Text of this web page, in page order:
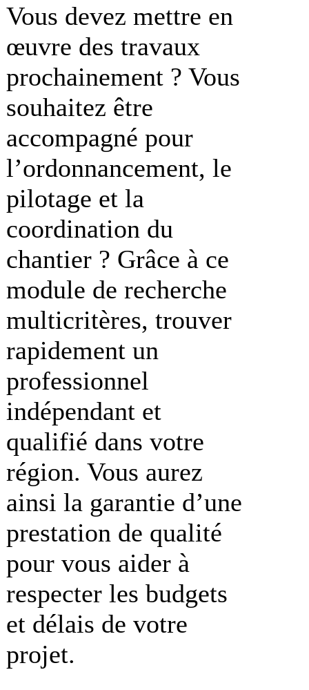
Vous devez mettre en
œuvre des travaux
prochainement ? Vous
souhaitez être
accompagné pour
l’ordonnancement, le
pilotage et la
coordination du
chantier ? Grâce à ce
module de recherche
multicritères, trouver
rapidement un
professionnel
indépendant et
qualifié dans votre
région. Vous aurez
ainsi la garantie d’une
prestation de qualité
pour vous aider à
respecter les budgets
et délais de votre
projet.